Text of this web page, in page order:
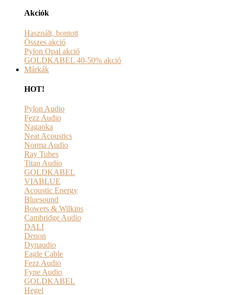
Akciók
Használt, bontott
Összes akció
Pylon Opal akció
GOLDKABEL 40-50% akció
Márkák
HOT!
Pylon Audio
Fezz Audio
Nagaoka
Neat Acoustics
Norma Audio
Ray Tubes
Titan Audio
GOLDKABEL
VIABLUE
Acoustic Energy
Bluesound
Bowers & Wilkins
Cambridge Audio
DALI
Denon
Dynaudio
Eagle Cable
Fezz Audio
Fyne Audio
GOLDKABEL
Hegel